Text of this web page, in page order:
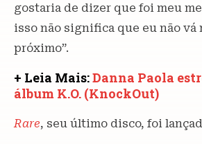
gostaria de dizer que foi meu
isso não significa que eu não vá
próximo”.
+ Leia Mais:Danna Paola
álbum K.O. (KnockOut)
Rare, seu último disco, foi